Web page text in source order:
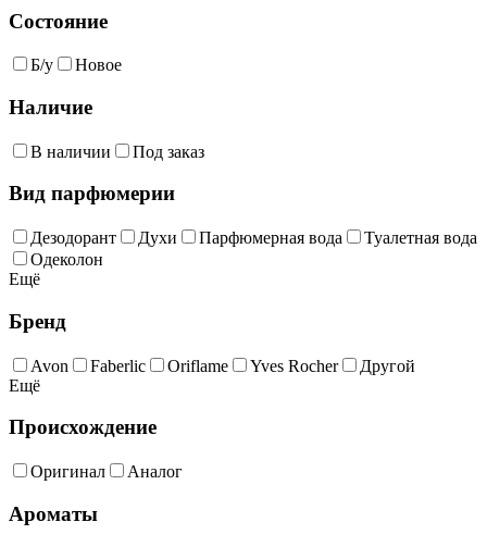
Состояние
Б/у Новое
Наличие
В наличии Под заказ
Вид парфюмерии
Дезодорант Духи Парфюмерная вода
Туалетная вода
Одеколон
Ещё
Бренд
Avon Faberlic Oriflame Yves Rocher
Другой
Ещё
Происхождение
Оригинал Аналог
Ароматы